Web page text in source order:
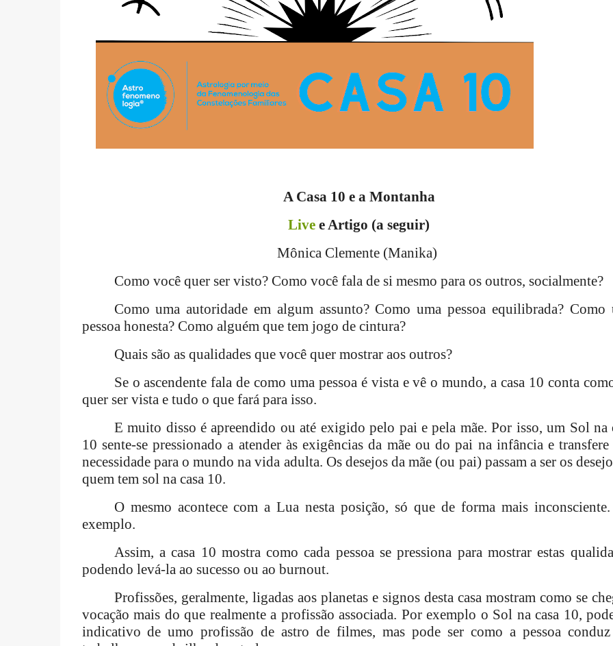
A Casa 10 e a Montanha
Live e Artigo (a seguir)
Mônica Clemente (Manika)
Como você quer ser visto? Como você fala de si mesmo para os outros, socialmente?
Como uma autoridade em algum assunto? Como uma pessoa equilibrada? Como
pessoa honesta? Como alguém que tem jogo de cintura?
Quais são as qualidades que você quer mostrar aos outros?
Se o ascendente fala de como uma pessoa é vista e vê o mundo, a casa 10 conta
quer ser vista e tudo o que fará para isso.
E muito disso é apreendido ou até exigido pelo pai e pela mãe. Por isso, um Sol na
10 sente-se pressionado a atender às exigências da mãe ou do pai na infância e transfere
necessidade para o mundo na vida adulta. Os desejos da mãe (ou pai) passam a ser os
quem tem sol na casa 10.
O mesmo acontece com a Lua nesta posição, só que de forma mais
exemplo.
Assim, a casa 10 mostra como cada pessoa se pressiona para mostrar estas
podendo levá-la ao sucesso ou ao burnout.
Profissões, geralmente, ligadas aos planetas e signos desta casa mostram como se
vocação mais do que realmente a profissão associada. Por exemplo o Sol na casa 10,
indicativo de umo profissão de astro de filmes, mas pode ser como a pessoa conduz